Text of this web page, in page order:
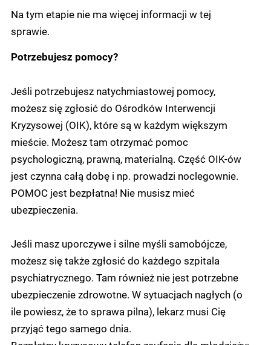
Na tym etapie nie ma więcej informacji w tej
sprawie.
Potrzebujesz pomocy?
Jeśli potrzebujesz natychmiastowej pomocy,
możesz się zgłosić do Ośrodków Interwencji
Kryzysowej (OIK), które są w każdym większym
mieście. Możesz tam otrzymać pomoc
psychologiczną, prawną, materialną. Część OIK-ów
jest czynna całą dobę i np. prowadzi noclegownie.
POMOC jest bezpłatna! Nie musisz mieć
ubezpieczenia.
Jeśli masz uporczywe i silne myśli samobójcze,
możesz się także zgłosić do każdego szpitala
psychiatrycznego. Tam również nie jest potrzebne
ubezpieczenie zdrowotne. W sytuacjach nagłych (o
ile powiesz, że to sprawa pilna), lekarz musi Cię
przyjąć tego samego dnia.